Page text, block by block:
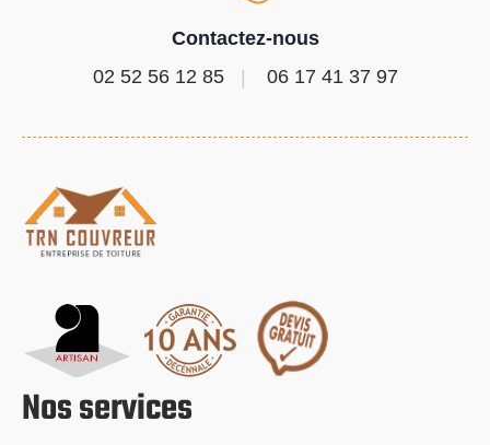
Contactez-nous
02 52 56 12 85
06 17 41 37 97
Nos services